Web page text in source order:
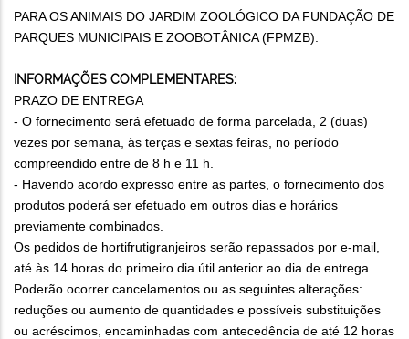
PARA OS ANIMAIS DO JARDIM ZOOLÓGICO DA FUNDAÇÃO DE
PARQUES MUNICIPAIS E ZOOBOTÂNICA (FPMZB).
INFORMAÇÕES COMPLEMENTARES:
PRAZO DE ENTREGA
- O fornecimento será efetuado de forma parcelada, 2 (duas)
vezes por semana, às terças e sextas feiras, no período
compreendido entre de 8 h e 11 h.
- Havendo acordo expresso entre as partes, o fornecimento dos
produtos poderá ser efetuado em outros dias e horários
previamente combinados.
Os pedidos de hortifrutigranjeiros serão repassados por e-mail,
até às 14 horas do primeiro dia útil anterior ao dia de entrega.
Poderão ocorrer cancelamentos ou as seguintes alterações:
reduções ou aumento de quantidades e possíveis substituições
ou acréscimos, encaminhadas com antecedência de até 12 horas